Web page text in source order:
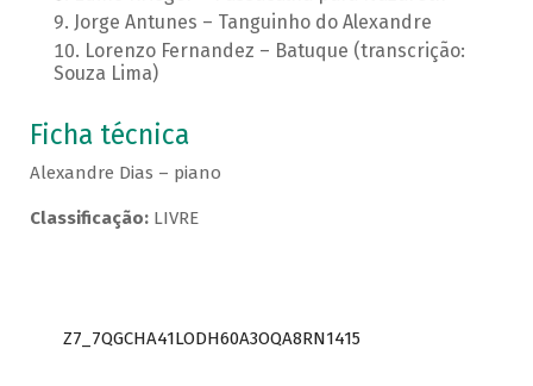
Jorge Antunes – Tanguinho do Alexandre
Lorenzo Fernandez – Batuque (transcrição:
Souza Lima)
Ficha técnica
Alexandre Dias – piano
Classificação:LIVRE
Z7_7QGCHA41LODH60A3OQA8RN1415